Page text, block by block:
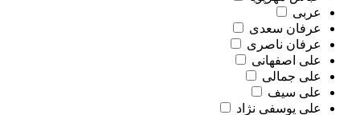
عربی
عرفان سعدی
عرفان ناصری
علی اصفهانی
علی جمالی
علی سیف
علی یوسفی نژاد